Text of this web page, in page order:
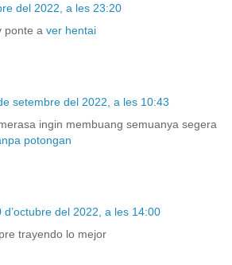
del 2022, a les 23:20
ponte a ver hentai
setembre del 2022, a les 10:43
ingin membuang semuanya segera
potongan
d’octubre del 2022, a les 14:00
trayendo lo mejor